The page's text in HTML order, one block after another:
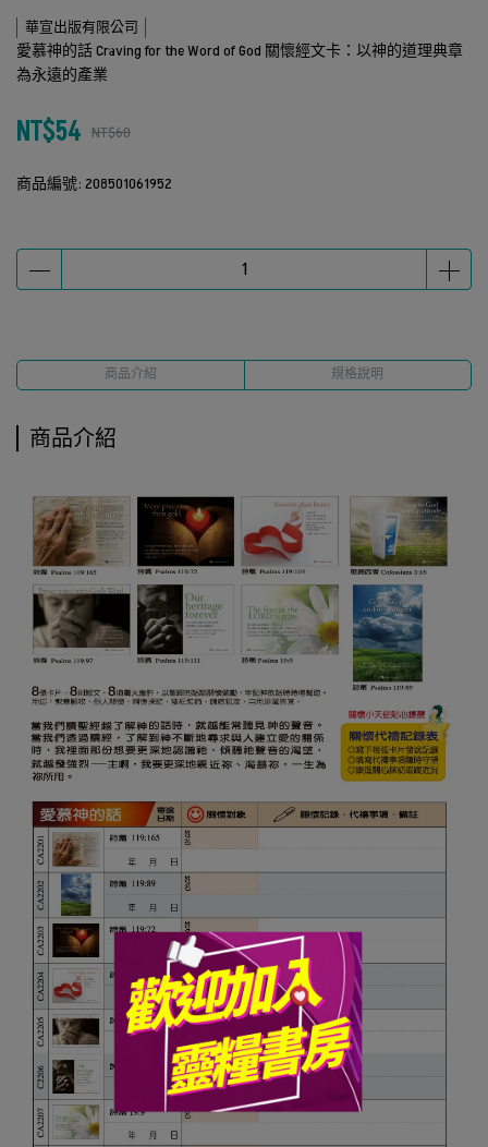
華宣出版有限公司
愛慕神的話 Craving for the Word of God 關懷經文卡：以神的道理典章
為永遠的產業
NT$54 NT$60
商品編號: 208501061952
商品介紹 規格說明
商品介紹